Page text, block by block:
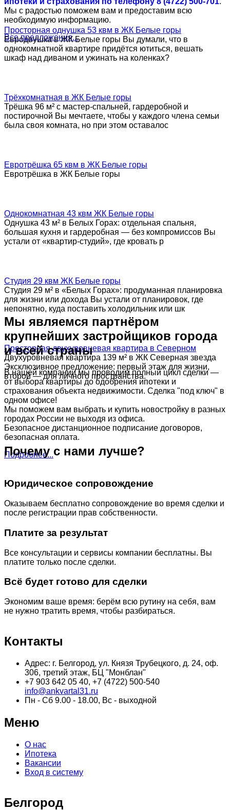
Мы с радостью поможем вам и предоставим всю
необходимую информацию.
Все предложения...
Просторная однушка 53 квм в ЖК Белые горы
Евродвушка в ЖК Белые горы Вы думали, что в
однокомнатной квартире придётся ютиться, вешать
шкаф над диваном и ужинать на коленках?
Трёхкомнатная в ЖК Белые горы
Трёшка 96 м² с мастер-спальней, гардеробной и
постирочной Вы мечтаете, чтобы у каждого члена семьи
была своя комната, но при этом оставалос
Евротрёшка 65 квм в ЖК Белые горы
Евротрёшка в ЖК Белые горы
Однокомнатная 43 квм ЖК Белые горы
Однушка 43 м² в Белых Горах: отдельная спальня,
большая кухня и гардеробная — без компромиссов Вы
устали от «квартир-студий», где кровать р
Студия 29 квм ЖК Белые горы
Студия 29 м² в «Белых Горах»: продуманная планировка
для жизни или дохода Вы устали от планировок, где
непонятно, куда поставить холодильник или шк
Просторная двухуровневая квартира в Северном
Двухуровневая квартира 139 м² в ЖК Северная звезда
Эксклюзивное предложение: первый этаж для жизни,
второй — для личного пространства.
Мы являемся партнёром
крупнейших застройщиков города
и всей страны
В нашей компании мы проводим полный цикл сделки —
от выбора квартиры до одобрения ипотеки и
страхования объекта недвижимости. Сделка "под ключ" в
одном офисе!
Мы поможем вам выбрать и купить новостройку в разных
городах России не выходя из офиса.
Безопасное дистанционное подписание договоров,
безопасная оплата.
Подробнее...
Почему с нами лучше?
Юридическое сопровождение
Оказываем бесплатно сопровождение во время сделки и
после регистрации прав собственности.
Платите за результат
Все консультации и сервисы компании бесплатны. Вы
платите только после сделки.
Всё будет готово для сделки
Экономим ваше время: берём всю рутину на себя, вам
не нужно тратить время, чтобы разбираться.
Контакты
Адрес: г. Белгород, ул. Князя Трубецкого, д. 24, оф.
306, третий этаж, БЦ "Монблан"
+7 903 642 05 40, +7 (4722) 500-540
info@ankvartal31.ru
Пн - Сб 9.00 - 18.00, Вс - выходной
Меню
О нас
Ипотека
Вакансии
Вход в систему
Белгород